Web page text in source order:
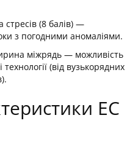
стресів (8 балів) —
з погодними аномаліями.
міжрядь — можливість
(від вузькорядних
ЕС